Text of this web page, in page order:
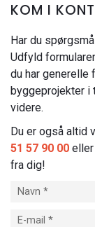
KOM I
Har du
Udfyld
du har generelle
byggeprojekter i
videre.
Du er også altid
51 57 90 00 eller
fra dig!